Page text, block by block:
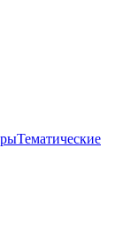
Тематические